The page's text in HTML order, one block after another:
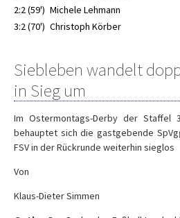
2:2 (59') Michele Lehmann
3:2 (70') Christoph Körber
Siebleben wandelt
in Sieg um
Im Ostermontags-Derby der Staffel
behauptet sich die gastgebende
FSV in der Rückrunde weiterhin sieglos
Von
Klaus-Dieter Simmen